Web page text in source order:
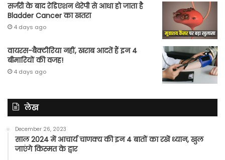
सर्जरी के बाद रेडिएशन थेरेपी से आधा हो जाता है
Bladder Cancer का खतरा
4 days ago
वायरस-बैक्टीरिया नहीं, खराब आदतें हैं इन 4
बीमारियों की वजह!
4 days ago
लेख
December 26, 2023
साल 2024 में आचार्य चाणक्य की इन 4 बातों का रखें ध्यान, खुल
जाएंगे किस्मत के द्वार